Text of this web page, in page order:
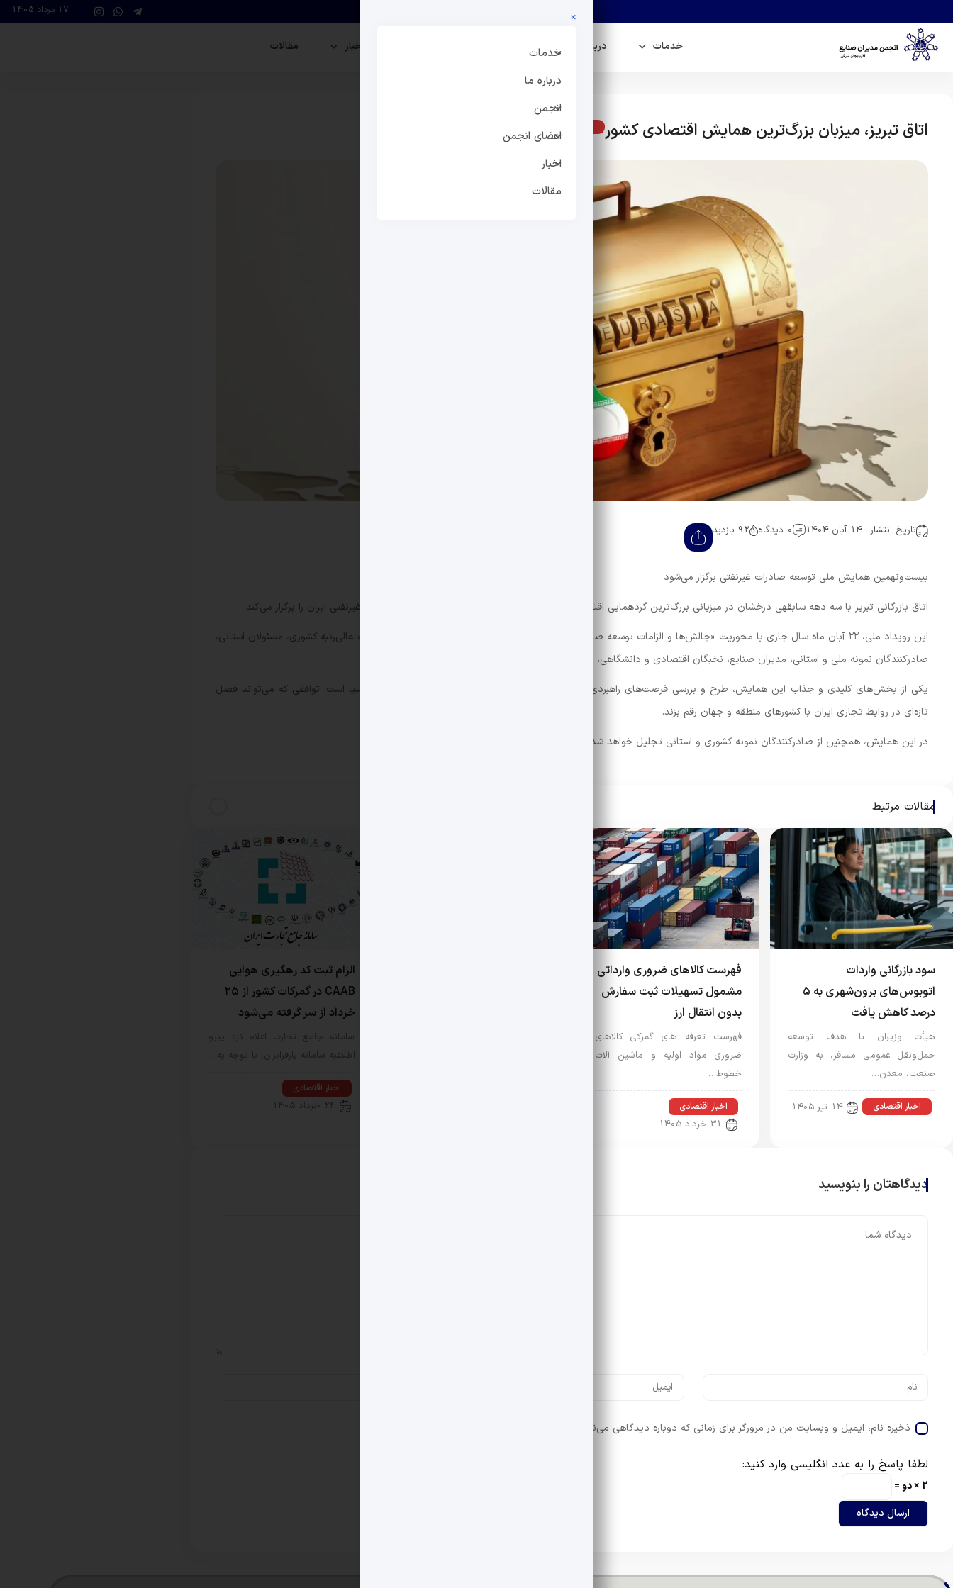
17 مرداد 1405
خدمات درباره ما انجمن اخبار مقالات
×
خدمات
درباره ما
انجمن
اعضای انجمن
اخبار
مقالات
اتاق تبریز، میزبان بزرگ‌ترین همایش اقتصادی کشور
تاریخ انتشار : 14 آبان 1404 0 دیدگاه 92 بازدید
بیست‌ونهمین همایش ملی توسعه صادرات غیرنفتی برگزار می‌شود
اتاق بازرگانی تبریز با سه دهه سابقهی درخشان در میزبانی بزرگ‌ترین گردهمایی اقتصادی کشور، بیست‌ونهمین همایش ملی توسعه صادرات غیرنفتی ایران را برگزار می‌کند.
این رویداد ملی، ۲۲ آبان ماه سال جاری با محوریت «چالش‌ها و الزامات توسعه صادرات غیرنفتی در شرایط عدم قطعیت» و با حضور مقامات عالی‌رتبه کشوری، مسئولان استانی،
صادرکنندگان نمونه ملی و استانی، مدیران صنایع، نخبگان اقتصادی و دانشگاهی، در سالن همایش‌های بین‌المللی خاوران برگزار خواهد شد.
یکی از بخش‌های کلیدی و جذاب این همایش، طرح و بررسی فرصت‌های راهبردی موافقت‌نامه تجارت آزاد ایران با اتحادیه اقتصادی اوراسیا است؛ توافقی که می‌تواند فصل
تازه‌ای در روابط تجاری ایران با کشورهای منطقه و جهان رقم بزند.
در این همایش، همچنین از صادرکنندگان نمونه کشوری و استانی تجلیل خواهد شد.
مقالات مرتبط
سود بازرگانی واردات
اتوبوس‌های برون‌شهری به ۵
درصد کاهش یافت
هیأت وزیران با هدف توسعه
حمل‌ونقل عمومی مسافر، به وزارت
صنعت، معدن…
اخبار اقتصادی 14 تیر 1405
فهرست کالاهای ضروری وارداتی
مشمول تسهیلات ثبت سفارش
بدون انتقال ارز
فهرست تعرفه های گمرکی کالاهای
ضروری مواد اولیه و ماشین آلات
خطوط…
اخبار اقتصادی
31 خرداد 1405
الزام ثبت کد رهگیری هوایی
CAAB در گمرکات کشور از ۲۵
خرداد از سر گرفته می‌شود
سامانه جامع تجارت اعلام کرد پیرو
اطلاعیه سامانه بارفرابران، با توجه به…
اخبار اقتصادی
24 خرداد 1405
دیدگاهتان را بنویسید
ذخیره نام، ایمیل و وبسایت من در مرورگر برای زمانی که دوباره دیدگاهی می‌نویسم.
لطفا پاسخ را به عدد انگلیسی وارد کنید:
2 × دو =